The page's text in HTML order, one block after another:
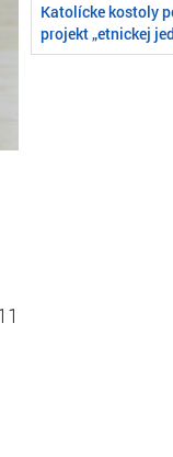
Katolícke kostoly
projekt „etnickej